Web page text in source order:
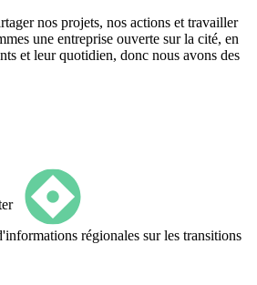
nos projets, nos actions et travailler
une entreprise ouverte sur la cité, en
et leur quotidien, donc nous avons des
régionales sur les transitions